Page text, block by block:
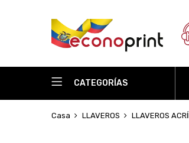
CATEGORÍAS
Casa LLAVEROS LLAVEROS